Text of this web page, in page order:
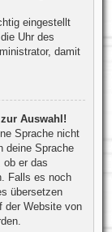
eingestellt
Uhr des
damit
Auswahl!
Sprache nicht
deine Sprache
ob er das
Falls es noch
übersetzen
der Website von